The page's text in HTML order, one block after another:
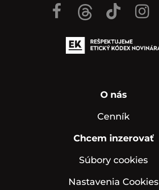
O nás
Cenník
Chcem inzerovať
Súbory cookies
Nastavenia Cookies